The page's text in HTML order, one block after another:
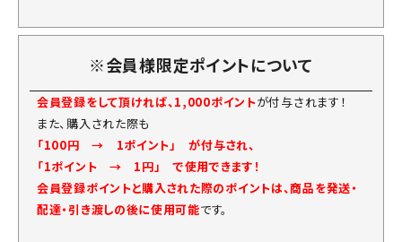
※会員様限定ポイントについて
会員登録をして頂ければ、1,000ポイントが付与されます！
また、購入された際も
「100円 → 1ポイント」 が付与され、
「1ポイント → 1円」 で使用できます！
会員登録ポイントと購入された際のポイントは、商品を発送・
配達・引き渡しの後に使用可能です。